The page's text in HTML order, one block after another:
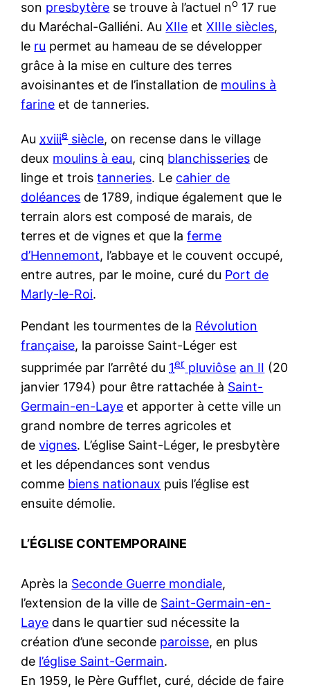
son presbytère se trouve à l’actuel no 17 rue
du Maréchal-Galliéni. AuXIIe etXIIIe siècles,
le ru permet au hameau de se développer
grâce à la mise en culture des terres
avoisinantes et de l’installation de moulins à
farine et de tanneries.
Au xviiiesiècle, on recense dans le village
deux moulins à eau, cinq blanchisseries de
linge et troistanneries. Le cahier de
doléances de 1789, indique également que le
terrain alors est composé de marais, de
terres et de vignes et que laferme
d’Hennemont, l’abbaye et le couvent occupé,
entre autres, par le moine, curé du Port de
Marly-le-Roi.
Pendant les tourmentes de la Révolution
française, la paroisse Saint-Léger est
supprimée par l’arrêté du 1erpluviôse an II (20
janvier 1794) pour être rattachée à Saint-
Germain-en-Laye et apporter à cette ville un
grand nombre de terres agricoles et
devignes. L’église Saint-Léger, le presbytère
et les dépendances sont vendus
comme biens nationaux puis l’église est
ensuite démolie.
L’ÉGLISE CONTEMPORAINE
Après la Seconde Guerre mondiale,
l’extension de la ville de Saint-Germain-en-
Laye dans le quartier sud nécessite la
création d’une seconde paroisse, en plus
de l’église Saint-Germain.
En 1959, le Père Gufflet, curé, décide de faire